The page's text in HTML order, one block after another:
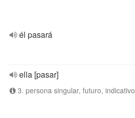
él pasará
ella [pasar]
3. persona singular, futuro, indicativo